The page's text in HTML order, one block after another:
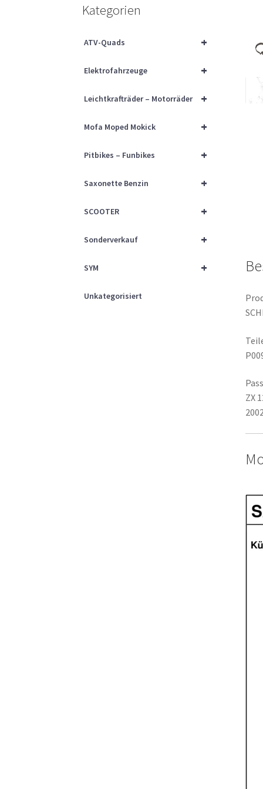
ZX
Kategorien
+
ATV-Quads
+
Elektrofahrzeuge
+
Leichtkrafträder – Motorräder
+
Mofa Moped Mokick
+
Pitbikes – Funbikes
+
Saxonette Benzin
+
SCOOTER
+
Sonderverkauf
+
SYM
Unkategorisiert